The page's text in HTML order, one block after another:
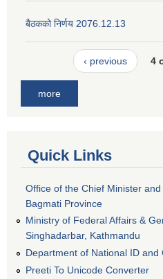
बैठकको निर्णय 2076.12.13
‹ previous 4
more
Quick Links
Office of the Chief Minister and
Bagmati Province
Ministry of Federal Affairs &
Singhadarbar, Kathmandu
Department of National ID and
Preeti To Unicode Converter